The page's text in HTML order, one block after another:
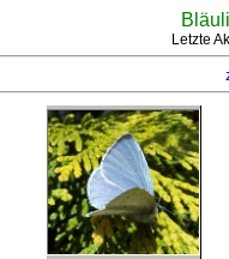
Letzte